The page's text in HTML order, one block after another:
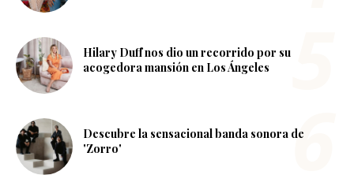
Hilary Duff nos dio un recorrido por su
acogedora mansión en Los Ángeles
Descubre la sensacional banda sonora de
'Zorro'